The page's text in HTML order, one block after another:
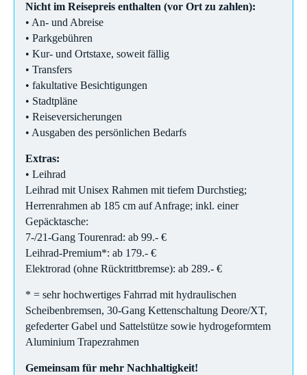
Nicht im Reisepreis enthalten (vor Ort zu zahlen):
• An- und Abreise
• Parkgebühren
• Kur- und Ortstaxe, soweit fällig
• Transfers
• fakultative Besichtigungen
• Stadtpläne
• Reiseversicherungen
• Ausgaben des persönlichen Bedarfs
Extras:
• Leihrad
Leihrad mit Unisex Rahmen mit tiefem Durchstieg;
Herrenrahmen ab 185 cm auf Anfrage; inkl. einer
Gepäcktasche:
7-/21-Gang Tourenrad: ab 99.- €
Leihrad-Premium*: ab 179.- €
Elektrorad (ohne Rücktrittbremse): ab 289.- €
* = sehr hochwertiges Fahrrad mit hydraulischen
Scheibenbremsen, 30-Gang Kettenschaltung Deore/XT,
gefederter Gabel und Sattelstütze sowie hydrogeformtem
Aluminium Trapezrahmen
Gemeinsam für mehr Nachhaltigkeit!